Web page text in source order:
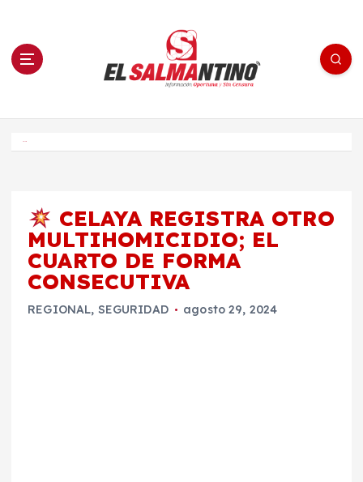
n El Salmantino - medios/noticias/editorial
CELAYA REGISTRA OTRO
MULTIHOMICIDIO; EL
CUARTO DE FORMA
CONSECUTIVA
REGIONAL, SEGURIDAD agosto 29, 2024